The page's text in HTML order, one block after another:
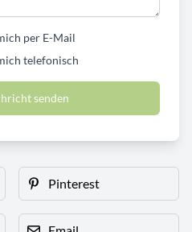
per E-Mail
telefonisch
senden
Pinterest